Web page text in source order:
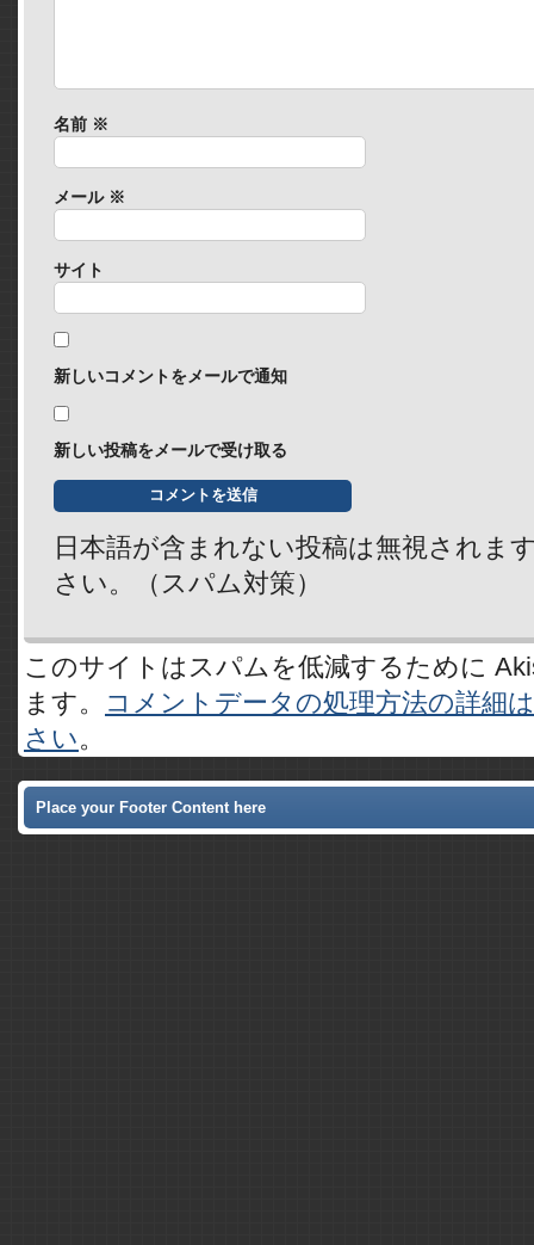
名前 ※
メール ※
サイト
新しいコメントをメールで通知
新しい投稿をメールで受け取る
日本語が含まれない投稿は無視されま
さい。（スパム対策）
このサイトはスパムを低減するために
ます。
コメントデータの処理方法の詳細
さい。
Place your Footer Content here